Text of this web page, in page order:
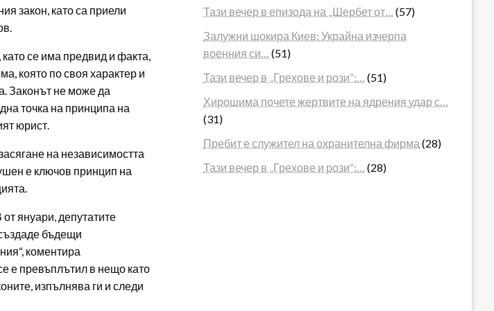
закон, като са приели
като се има предвид и факта,
която по своя характер и
Законът не може да
точка на принципа на
юрист.
на независимостта
е ключов принцип на
януари, депутатите
бъдещи
коментира
е превъплътил в нещо като
изпълнява ги и следи
Тази вечер в епизода на „Шербет от…
(57)
Залужни шокира Киев: Украйна изчерпа
военния си…
(51)
Тази вечер в „Грехове и рози“:…
(51)
Хирошима почете жертвите на ядрения удар с…
(31)
Пребит е служител на охранителна фирма (28)
Тази вечер в „Грехове и рози“:…
(28)